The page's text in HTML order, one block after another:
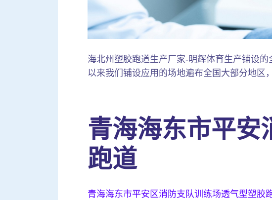
海北州塑胶跑道生产厂家-明辉体育生产铺设
以来我们铺设应用的场地遍布全国大部分地区
青海海东市平安
跑道
青海海东市平安区消防支队训练场透气型塑胶